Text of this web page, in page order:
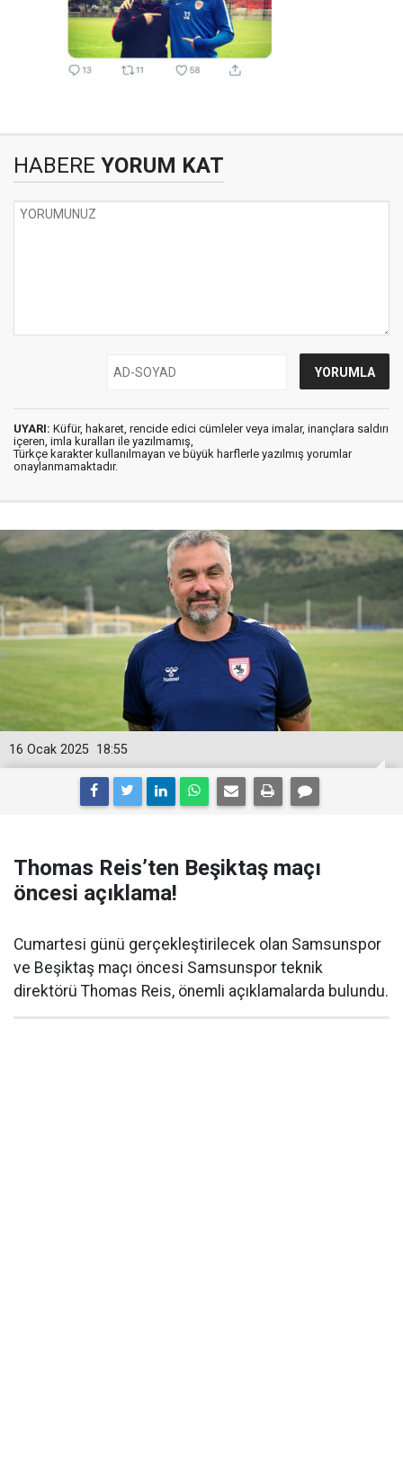
HABERE YORUM KAT
UYARI: Küfür, hakaret, rencide edici cümleler veya imalar, inançlara saldırı
içeren, imla kuralları ile yazılmamış,
Türkçe karakter kullanılmayan ve büyük harflerle yazılmış yorumlar
onaylanmamaktadır.
18:55
16 Ocak 2025
Thomas Reis’ten Beşiktaş maçı
öncesi açıklama!
Cumartesi günü gerçekleştirilecek olan Samsunspor
ve Beşiktaş maçı öncesi Samsunspor teknik
direktörü Thomas Reis, önemli açıklamalarda bulundu.